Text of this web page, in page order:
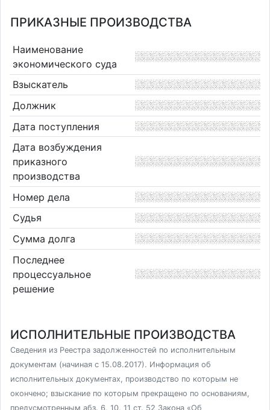
ПРИКАЗНЫЕ ПРОИЗВОДСТВА
Наименование
экономического суда
Взыскатель
Должник
Дата поступления
Дата возбуждения
приказного
производства
Номер дела
Судья
Сумма долга
Последнее
процессуальное
решение
ИСПОЛНИТЕЛЬНЫЕ ПРОИЗВОДСТВА
Сведения из Реестра задолженностей по исполнительным
документам (начиная с 15.08.2017). Информация об
исполнительных документах, производство по которым не
окончено; взыскание по которым прекращено по основаниям,
предусмотренным абз. 6, 10, 11 ст. 52 Закона «Об